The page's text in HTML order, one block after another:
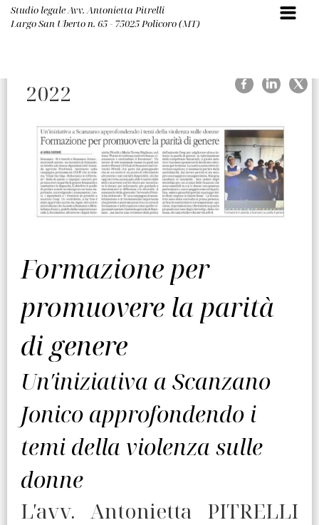
Studio legale Avv. Antonietta Pitrelli
Largo San Uberto n. 65 - 75025 Policoro (MT)
2022
Formazione per
promuovere la parità
di genere
Un′iniziativa a Scanzano
Jonico approfondendo i
temi della violenza sulle
donne
L′avv. Antonietta PITRELLI